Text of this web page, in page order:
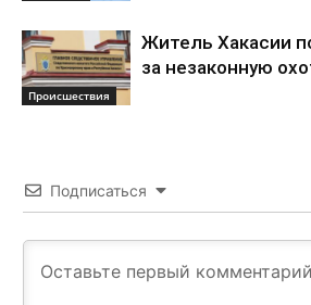
Происшествия
Житель Хакасии
за незаконную
Подписаться